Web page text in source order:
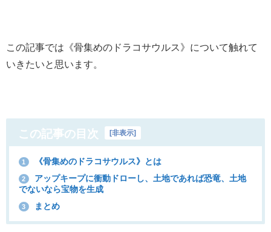
この記事では《骨集めのドラコサウルス》について触れて
いきたいと思います。
この記事の目次 非表示
1 《骨集めのドラコサウルス》とは
2
アップキープに衝動ドローし、土地であれば恐竜、土地
でないなら宝物を生成
3 まとめ